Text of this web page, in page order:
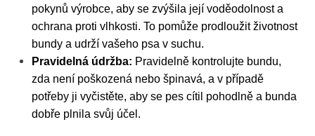
pokynů výrobce, aby se zvýšila její voděodolnost a
ochrana proti vlhkosti. To pomůže prodloužit životnost
bundy a udrží vašeho psa v suchu.
Pravidelná údržba: Pravidelně kontrolujte bundu,
zda není poškozená nebo špinavá, a v případě
potřeby ji vyčistěte, aby se pes cítil pohodlně a bunda
dobře plnila svůj účel.